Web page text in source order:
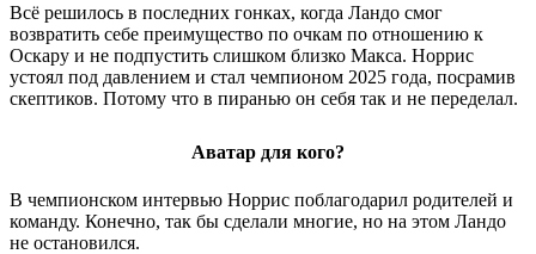
Всё решилось в последних гонках, когда Ландо смог
возвратить себе преимущество по очкам по отношению к
Оскару и не подпустить слишком близко Макса. Норрис
устоял под давлением и стал чемпионом 2025 года, посрамив
скептиков. Потому что в пиранью он себя так и не переделал.
Аватар для кого?
В чемпионском интервью Норрис поблагодарил родителей и
команду. Конечно, так бы сделали многие, но на этом Ландо
не остановился.